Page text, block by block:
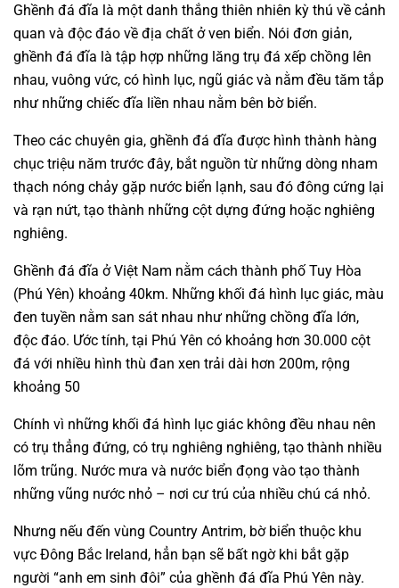
Ghềnh đá đĩa là một danh thắng thiên nhiên kỳ thú về cảnh
quan và độc đáo về địa chất ở ven biển. Nói đơn giản,
ghềnh đá đĩa là tập hợp những lăng trụ đá xếp chồng lên
nhau, vuông vức, có hình lục, ngũ giác và nằm đều tăm tắp
như những chiếc đĩa liền nhau nằm bên bờ biển.
Theo các chuyên gia, ghềnh đá đĩa được hình thành hàng
chục triệu năm trước đây, bắt nguồn từ những dòng nham
thạch nóng chảy gặp nước biển lạnh, sau đó đông cứng lại
và rạn nứt, tạo thành những cột dựng đứng hoặc nghiêng
nghiêng.
Ghềnh đá đĩa ở Việt Nam nằm cách thành phố Tuy Hòa
(Phú Yên) khoảng 40km. Những khối đá hình lục giác, màu
đen tuyền nằm san sát nhau như những chồng đĩa lớn,
độc đáo. Ước tính, tại Phú Yên có khoảng hơn 30.000 cột
đá với nhiều hình thù đan xen trải dài hơn 200m, rộng
khoảng 50
Chính vì những khối đá hình lục giác không đều nhau nên
có trụ thẳng đứng, có trụ nghiêng nghiêng, tạo thành nhiều
lõm trũng. Nước mưa và nước biển đọng vào tạo thành
những vũng nước nhỏ – nơi cư trú của nhiều chú cá nhỏ.
Nhưng nếu đến vùng Country Antrim, bờ biển thuộc khu
vực Đông Bắc Ireland, hẳn bạn sẽ bất ngờ khi bắt gặp
người “anh em sinh đôi” của ghềnh đá đĩa Phú Yên này.